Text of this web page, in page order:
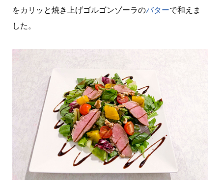
をカリッと焼き上げゴルゴンゾーラのバターで和えま
した。